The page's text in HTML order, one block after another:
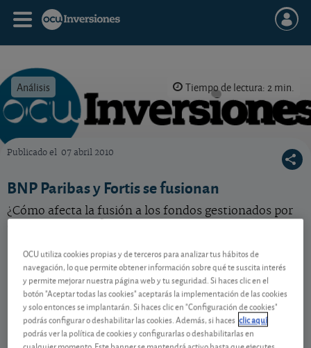
Análisis Tiempo de lectura: 2 min.
Publicado el 07 abril 2010
BNP Paribas y Fortis se fusionan
¿Cómo afecta la fusión a los fondos gestionados por
Contenido reservado a SOCIOS
Gestiona tu dinero con visión
experta
OCU utiliza cookies propias y de terceros para analizar tus hábitos de
navegación, lo que permite obtener información sobre qué te suscita interés
y permite mejorar nuestra página web y tu seguridad. Si haces clic en el
botón "Aceptar todas las cookies" aceptarás la implementación de las cookies
y solo entonces se implantarán. Si haces clic en "Configuración de cookies"
podrás configurar o deshabilitar las cookies. Además, si haces clic aquí
podrás ver la política de cookies y configurarlas o deshabilitarlas en